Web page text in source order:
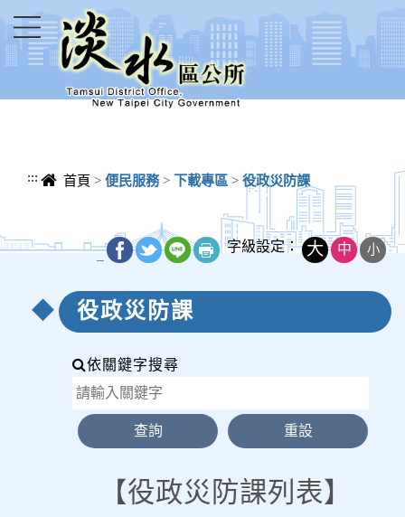
進入內容區塊
::: 首頁 > 便民服務> 下載專區 > 役政災防課
_
字級設定： 大 中 小
役政災防課
依關鍵字搜尋
役政災防課列表